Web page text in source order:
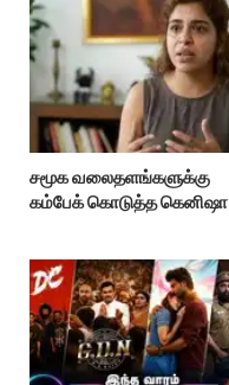
சமூக வலைதளங்களுக்கு
கம்பேக் கொடுத்த கெனிஷா